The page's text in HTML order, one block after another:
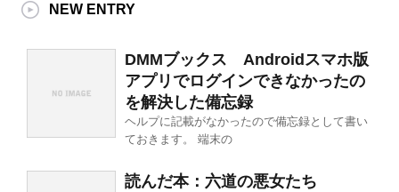
NEW ENTRY
DMMブックス Androidスマホ版
アプリでログインできなかったの
を解決した備忘録
ヘルプに記載がなかったので備忘録として書い
ておきます。 端末の
読んだ本：六道の悪女たち